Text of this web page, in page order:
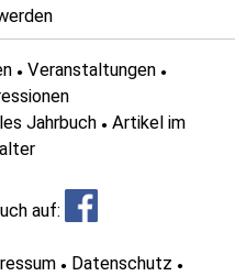
● Veranstaltungen ●
Jahrbuch ● Artikel im
auf:
● Datenschutz ●